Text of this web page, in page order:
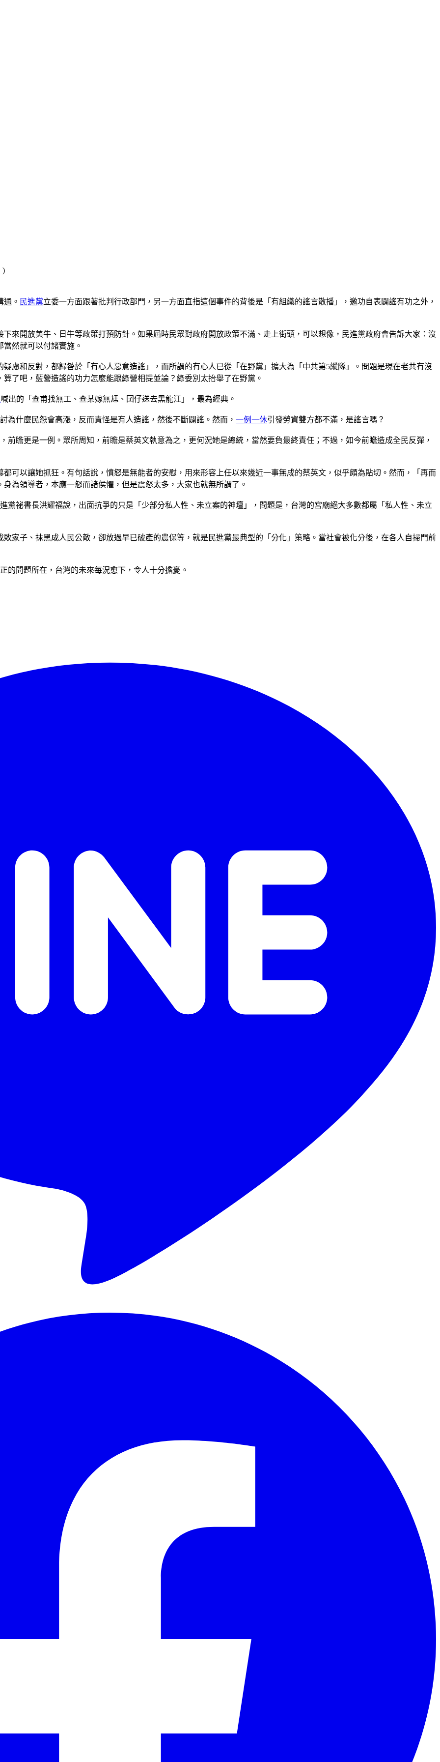
通。 民進黨立委一方面跟著批判行政部門，另一方面直指這個事件的背後是「有組織的謠言散播」，邀功自表闢謠有功之外，
來開放美牛、日牛等政策打預防針。如果屆時民眾對政府開放政策不滿、走上街頭，可以想像，民進黨政府會告訴大家：沒
然就可以付諸實施。
慮和反對，都歸咎於「有心人惡意造謠」，而所謂的有心人已從「在野黨」擴大為「中共第5縱隊」。問題是現在老共有沒
算了吧，藍營造謠的功力怎麼能跟綠營相提並論？綠委別太抬舉了在野黨。
喊出的「查甫找無工、查某嫁無尪、囝仔送去黑龍江」，最為經典。
什麼民怨會高漲，反而責怪是有人造謠，然後不斷闢謠。然而， 一例一休引發勞資雙方都不滿，是謠言嗎？
前瞻更是一例。眾所周知，前瞻是蔡英文執意為之，更何況她是總統，當然要負最終責任；不過，如今前瞻造成全民反彈，
可以讓她抓狂。有句話說，憤怒是無能者的安慰，用來形容上任以來幾近一事無成的蔡英文，似乎頗為貼切。然而，「再而
為領導者，本應一怒而諸侯懼，但是震怒太多，大家也就無所謂了。
黨祕書長洪耀福說，出面抗爭的只是「少部分私人性、未立案的神壇」，問題是，台灣的宮廟絕大多數都屬「私人性、未立
家子、抹黑成人民公敵，卻放過早已破產的農保等，就是民進黨最典型的「分化」策略。當社會被化分後，在各人自掃門前
的問題所在，台灣的未來每況愈下，令人十分擔憂。